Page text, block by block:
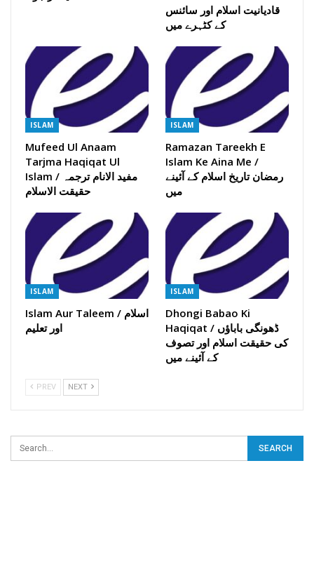
قادیانیت اسلام اور سائنس
کے کٹہرے میں
ISLAM
Mufeed Ul Anaam
Tarjma Haqiqat Ul
Islam / مفید الانام ترجمہ
حقیقت الاسلام
ISLAM
Ramazan Tareekh E
Islam Ke Aina Me /
رمضان تاریخ اسلام کے آئینے
میں
ISLAM
Islam Aur Taleem / اسلام
اور تعلیم
ISLAM
Dhongi Babao Ki
Haqiqat / ڈھونگی باباؤں
کی حقیقت اسلام اور تصوف
کے آئینے میں
PREV NEXT